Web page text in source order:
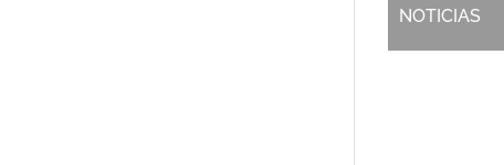
NOTICIAS